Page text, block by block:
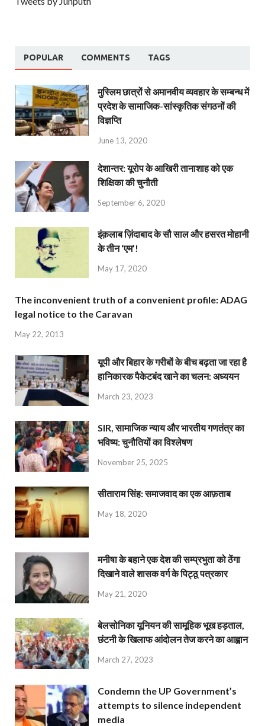
POPULAR COMMENTS TAGS
मुस्लिम छात्रों से अमानवीय व्यवहार के सम्बन्ध में
प्रदेश के सामाजिक-सांस्कृतिक संगठनों की
विज्ञप्ति
June 13, 2020
देशान्‍तर: यूरोप के आखिरी तानाशाह को एक
शिक्षिका की चुनौती
September 6, 2020
इंक़लाब ज़िंदाबाद के सौ साल और हसरत मोहानी
के तीन ‘एम’!
May 17, 2020
The inconvenient truth of a convenient profile: ADAG
legal notice to the Caravan
May 22, 2013
यूपी और बिहार के गरीबों के बीच बढ़ता जा रहा है
हानिकारक पैकेटबंद खाने का चलन: अध्ययन
March 23, 2023
SIR, सामाजिक न्याय और भारतीय गणतंत्र का
भविष्य: चुनौतियों का विश्लेषण
November 25, 2025
सीताराम सिंह: समाजवाद का एक आफ़ताब
May 18, 2020
मनीषा के बहाने एक देश की सम्प्रभुता को ठेंगा
दिखाने वाले शासक वर्ग के पिट्ठू पत्रकार
May 21, 2020
बेलसोनिका यूनियन की सामूहिक भूख हड़ताल,
छंटनी के खिलाफ आंदोलन तेज करने का आह्वान
March 27, 2023
Condemn the UP Government’s
attempts to silence independent
media